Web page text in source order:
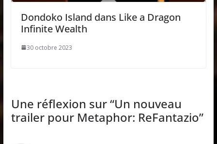
Dondoko Island dans Like a Dragon
Infinite Wealth
30 octobre 2023
Une réflexion sur “Un nouveau
trailer pour Metaphor: ReFantazio”